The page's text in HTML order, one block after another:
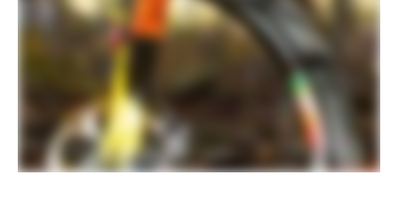
Com base na disponibilidade dos componentes e pela
Cannondale ser uma marca global, as especificações de
nossos produtos estão sujeitas a alterações e variações
em cada região, sem aviso prévio. Recomendamos que
contate o lojista para confirmar as informações do
produto antes da compra.